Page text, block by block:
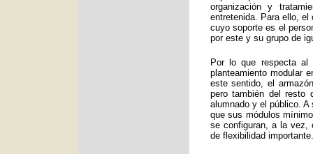
organización y
entretenida. Para ello,
cuyo soporte es el
por este y su grupo de
Por lo que respecta al
planteamiento modular
este sentido, el
pero también del resto
alumnado y el público.
que sus módulos
se configuran, a la vez,
de flexibilidad importante.